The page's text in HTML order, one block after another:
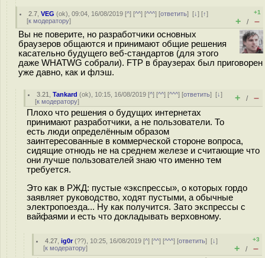
2.7 ,VEG (ok), 09:04, 16/08/2019 [^] [^^] [^^^] [ответить][↓] [↑]
[к модератору]
+1
+ / –
Вы не поверите, но разработчики основных
браузеров общаются и принимают общие решения
касательно будущего веб-стандартов (для этого
даже WHATWG собрали). FTP в браузерах был приговорен
уже давно, как и флэш.
3.21 ,Tankard (ok), 10:15, 16/08/2019 [^] [^^] [^^^] [ответить][↓]
[к модератору] + / –
Плохо что решения о будущих интернетах
принимают разработчики, а не пользователи. То
есть люди определённым образом
заинтересованные в коммерческой стороне вопроса,
сидящие отнюдь не на среднем железе и считающие что
они лучше пользователей знаю что именно тем
требуется.
Это как в РЖД: пустые «экспрессы», о которых гордо
заявляет руководство, ходят пустыми, а обычные
электропоезда... Ну как получится. Зато экспрессы с
вайфаями и есть что докладывать верховному.
4.27 ,ig0r(??), 10:25, 16/08/2019 [^] [^^] [^^^] [ответить][↓]
[к модератору]
+3
+ / –